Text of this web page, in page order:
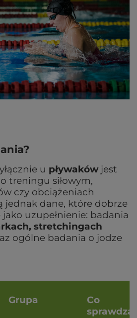
u pływakówjest
treningu siłowym,
czy obciążeniach
jednak dane, które dobrze
uzupełnienie: badania
stretchingach
ogólne badania o jodze
Grupa
Co